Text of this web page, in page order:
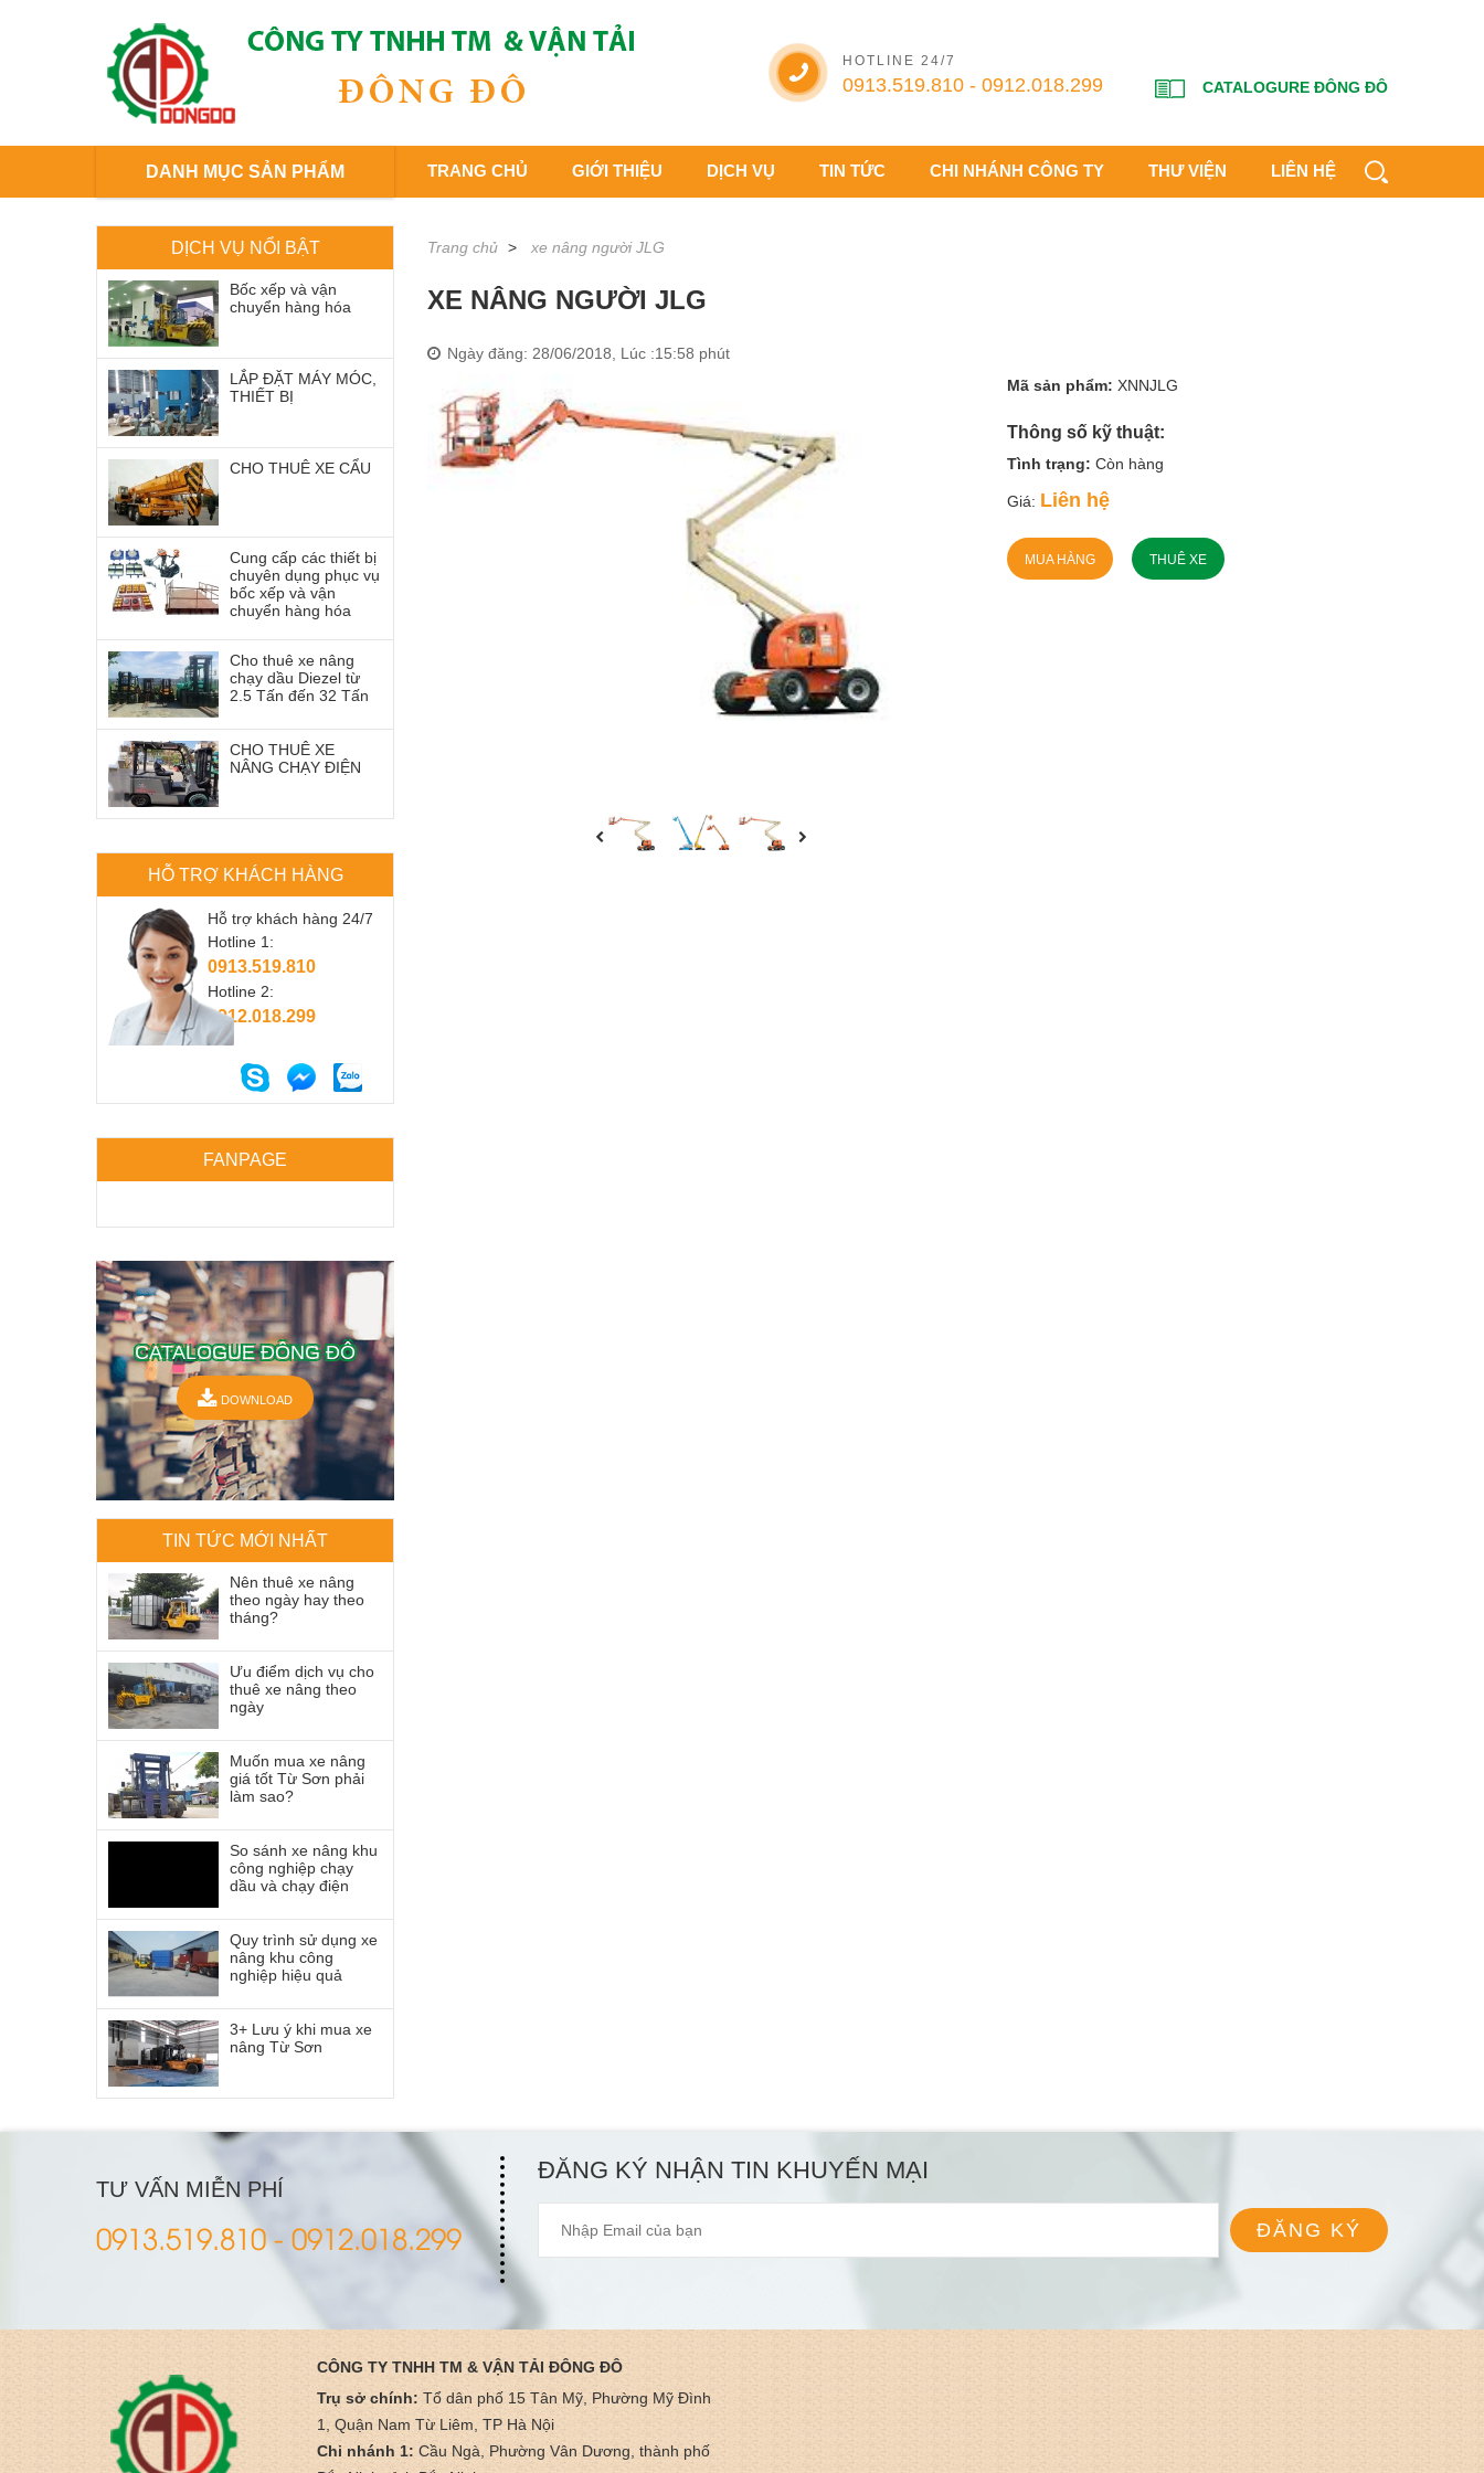
HOTLINE 24/7
0913.519.810 - 0912.018.299
DANH MỤC SẢN PHẨM TRANG CHỦ GIỚI THIỆU DỊCH VỤ TIN TỨC CHI NHÁNH CÔNG TY THƯ VIỆN LIÊN HỆ
CATALOGURE ĐÔNG ĐÔ
DỊCH VỤ NỔI BẬT
Bốc xếp và vận
chuyển hàng hóa
LẮP ĐẶT MÁY MÓC,
THIẾT BỊ
CHO THUÊ XE CẨU
Cung cấp các thiết bị
chuyên dụng phục vụ
bốc xếp và vận
chuyển hàng hóa
Cho thuê xe nâng
chạy dầu Diezel từ
2.5 Tấn đến 32 Tấn
CHO THUÊ XE
NÂNG CHẠY ĐIỆN
HỖ TRỢ KHÁCH HÀNG
Hỗ trợ khách hàng 24/7
Hotline 1:
0913.519.810
Hotline 2:
0912.018.299
FANPAGE
CATALOGUE ĐÔNG ĐÔ
DOWNLOAD
TIN TỨC MỚI NHẤT
Nên thuê xe nâng
theo ngày hay theo
tháng?
Ưu điểm dịch vụ cho
thuê xe nâng theo
ngày
Muốn mua xe nâng
giá tốt Từ Sơn phải
làm sao?
So sánh xe nâng khu
công nghiệp chạy
dầu và chạy điện
Quy trình sử dụng xe
nâng khu công
nghiệp hiệu quả
3+ Lưu ý khi mua xe
nâng Từ Sơn
Trang chủ xe nâng người JLG
XE NÂNG NGƯỜI JLG
Ngày đăng: 28/06/2018, Lúc :15:58 phút
Mã sản phẩm: XNNJLG
Thông số kỹ thuật:
Tình trạng: Còn hàng
Giá: Liên hệ
MUA HÀNG THUÊ XE
TƯ VẤN MIỄN PHÍ
0913.519.810 - 0912.018.299
ĐĂNG KÝ NHẬN TIN KHUYẾN MẠI
ĐĂNG KÝ
CÔNG TY TNHH TM & VẬN TẢI ĐÔNG ĐÔ
Trụ sở chính: Tổ dân phố 15 Tân Mỹ, Phường Mỹ Đình
1, Quận Nam Từ Liêm, TP Hà Nội
Chi nhánh 1: Cầu Ngà, Phường Vân Dương, thành phố